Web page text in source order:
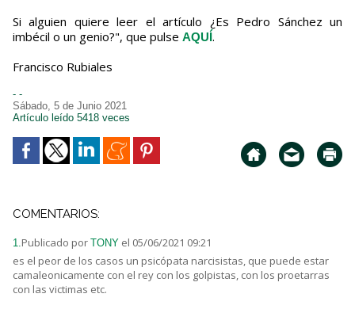
Si alguien quiere leer el artículo ¿Es Pedro Sánchez un
imbécil o un genio?", que pulse AQUÍ.
Francisco Rubiales
- -
Sábado, 5 de Junio 2021
Artículo leído 5418 veces
COMENTARIOS:
1. Publicado por TONY el 05/06/2021 09:21
es el peor de los casos un psicópata narcisistas, que puede estar
camaleonicamente con el rey con los golpistas, con los proetarras
con las victimas etc.